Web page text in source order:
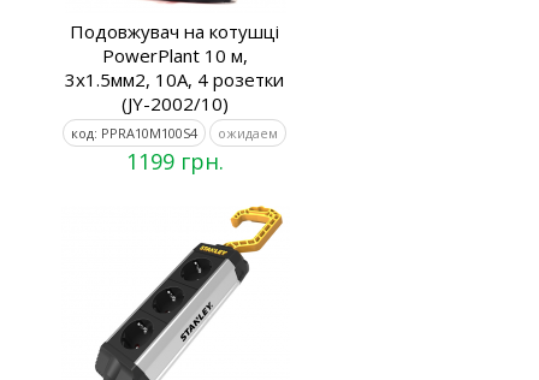
Подовжувач на котушці
PowerPlant 10 м,
3x1.5мм2, 10А, 4 розетки
(JY-2002/10)
код: PPRA10M100S4 ожидаем
1199 грн.